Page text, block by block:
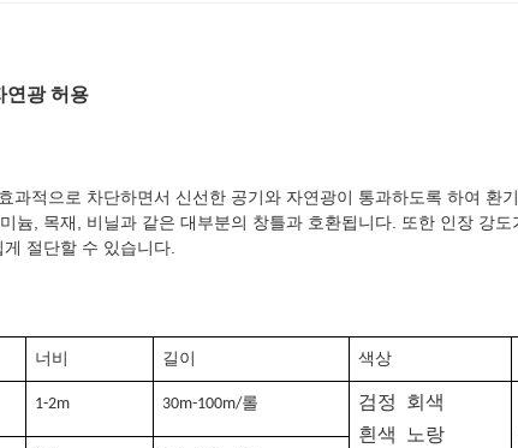
연광 허용
과적으로 차단하면서 신선한 공기와 자연광이 통과하도록 하여 환
늄, 목재, 비닐과 같은 대부분의 창틀과 호환됩니다. 또한 인장 강도
절단할 수 있습니다.
너비 길이 색상
1-2m 30m-100m/롤 검정
회색
흰색
노랑